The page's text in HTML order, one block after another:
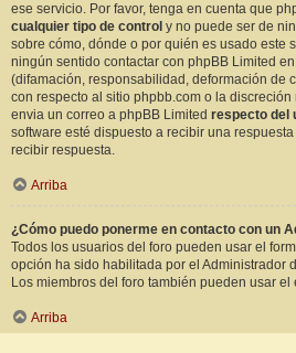
ese servicio. Por favor, tenga en cuenta que
cualquier tipo de control y no puede ser de
sobre cómo, dónde o por quién es usado este
ningún sentido contactar con phpBB Limited
(difamación, responsabilidad, deformación de
con respecto al sitio phpbb.com o la
envia un correo a phpBB Limited respecto del
software esté dispuesto a recibir una
recibir respuesta.
Arriba
¿Cómo puedo ponerme en contacto con un
Todos los usuarios del foro pueden usar el
opción ha sido habilitada por el Administrador
Los miembros del foro también pueden usar el
Arriba